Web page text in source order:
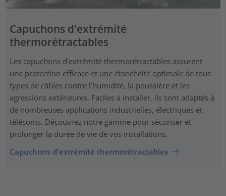
Capuchons d'extrémité
thermorétractables
Les capuchons d’extrémité thermorétractables assurent
une protection efficace et une étanchéité optimale de tous
types de câbles contre l’humidité, la poussière et les
agressions extérieures. Faciles à installer, ils sont adaptés à
de nombreuses applications industrielles, électriques et
télécoms. Découvrez notre gamme pour sécuriser et
prolonger la durée de vie de vos installations.
Capuchons d'extrémité thermorétractables